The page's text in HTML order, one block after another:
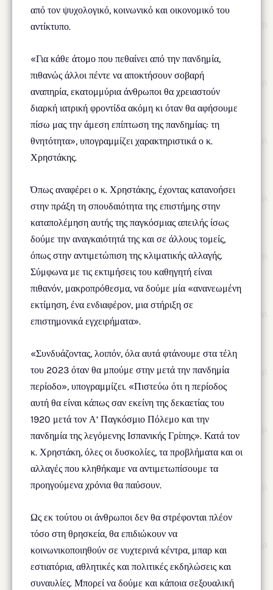
από τον ψυχολογικό, κοινωνικό και οικονομικό του
αντίκτυπο.
«Για κάθε άτομο που πεθαίνει από την πανδημία,
πιθανώς άλλοι πέντε να αποκτήσουν σοβαρή
αναπηρία, εκατομμύρια άνθρωποι θα χρειαστούν
διαρκή ιατρική φροντίδα ακόμη κι όταν θα αφήσουμε
πίσω μας την άμεση επίπτωση της πανδημίας: τη
θνητότητα», υπογραμμίζει χαρακτηριστικά ο κ.
Χρηστάκης.
Όπως αναφέρει ο κ. Χρηστάκης, έχοντας κατανοήσει
στην πράξη τη σπουδαιότητα της επιστήμης στην
καταπολέμηση αυτής της παγκόσμιας απειλής ίσως
δούμε την αναγκαιότητά της και σε άλλους τομείς,
όπως στην αντιμετώπιση της κλιματικής αλλαγής.
Σύμφωνα με τις εκτιμήσεις του καθηγητή είναι
πιθανόν, μακροπρόθεσμα, να δούμε μία «ανανεωμένη
εκτίμηση, ένα ενδιαφέρον, μια στήριξη σε
επιστημονικά εγχειρήματα».
«Συνδυάζοντας, λοιπόν, όλα αυτά φτάνουμε στα τέλη
του 2023 όταν θα μπούμε στην μετά την πανδημία
περίοδο», υπογραμμίζει. «Πιστεύω ότι η περίοδος
αυτή θα είναι κάπως σαν εκείνη της δεκαετίας του
1920 μετά τον Α’ Παγκόσμιο Πόλεμο και την
πανδημία της λεγόμενης Ισπανικής Γρίπης». Κατά τον
κ. Χρηστάκη, όλες οι δυσκολίες, τα προβλήματα και οι
αλλαγές που κληθήκαμε να αντιμετωπίσουμε τα
προηγούμενα χρόνια θα παύσουν.
Ως εκ τούτου οι άνθρωποι δεν θα στρέφονται πλέον
τόσο στη θρησκεία, θα επιδιώκουν να
κοινωνικοποιηθούν σε νυχτερινά κέντρα, μπαρ και
εστιατόρια, αθλητικές και πολιτικές εκδηλώσεις και
συναυλίες. Μπορεί να δούμε και κάποια σεξουαλική